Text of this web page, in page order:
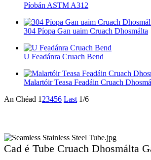
Píobán ASTM A312
304 Píopa Gan uaim Cruach Dhosmálta
U Feadánra Cruach Bend
Malartóir Teasa Feadáin Cruach
An Chéad 1 23456 Last 1/6
Cad é Tube Cruach Dhosmálta